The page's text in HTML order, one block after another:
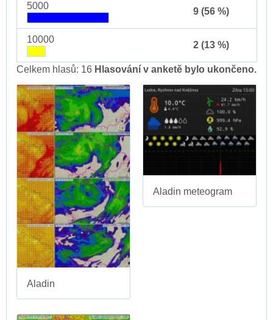
5000
9 (56 %)
10000
2 (13 %)
Celkem hlasů: 16 Hlasování v anketě bylo ukončeno.
Aladin
Aladin meteogram